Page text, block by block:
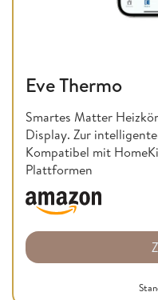
Eve Thermo
Smartes Matter
Display. Zur
Kompatibel mit
Plattformen